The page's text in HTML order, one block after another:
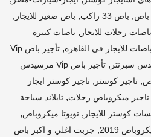
باص, باص 33 راكب , باص صغير للايجار ,
باصات رحلات للايجار , باصات كبيرة
باصات للايجار في القاهره,
تأجير باص Vi̇p
,
تأجير باص Vi̇p مرسيدس
, تاجير كوستر , تاجير كوستر ايجار
تاجير ميكروباص رحلات, تايلاند سياحة
كوستر للايجار , تويوتا ميكروباص,
2019
, جربت اغلي و اكبر باص